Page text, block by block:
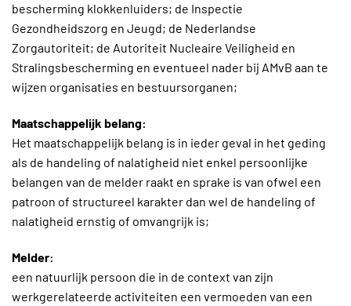
bescherming klokkenluiders; de Inspectie
Gezondheidszorg en Jeugd; de Nederlandse
Zorgautoriteit; de Autoriteit Nucleaire Veiligheid en
Stralingsbescherming en eventueel nader bij AMvB aan te
wijzen organisaties en bestuursorganen;
Maatschappelijk belang:
Het maatschappelijk belang is in ieder geval in het geding
als de handeling of nalatigheid niet enkel persoonlijke
belangen van de melder raakt en sprake is van ofwel een
patroon of structureel karakter dan wel de handeling of
nalatigheid ernstig of omvangrijk is;
Melder:
een natuurlijk persoon die in de context van zijn
werkgerelateerde activiteiten een vermoeden van een